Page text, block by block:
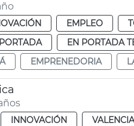
EMPLEO
EN PORTADA
EMPRENEDORIA
INNOVACIÓN VALENCIA